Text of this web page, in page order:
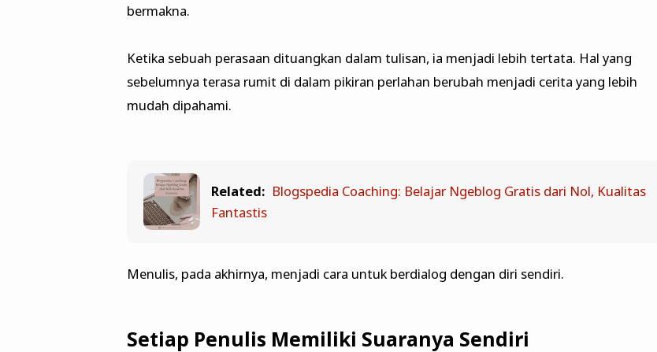
bermakna.
Ketika sebuah perasaan dituangkan dalam tulisan, ia menjadi lebih tertata. Hal yang
sebelumnya terasa rumit di dalam pikiran perlahan berubah menjadi cerita yang lebih
mudah dipahami.
Related: Blogspedia Coaching: Belajar Ngeblog Gratis dari Nol, Kualitas
Fantastis
Menulis, pada akhirnya, menjadi cara untuk berdialog dengan diri sendiri.
Setiap Penulis Memiliki Suaranya Sendiri